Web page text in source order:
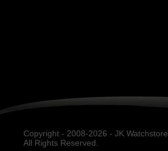
Copyright - 2008-2026 - JK Watchstore.
All Rights Reserved.